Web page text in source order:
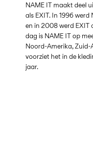
NAME IT maakt deel
als EXIT. In 1996
en in 2008 werd EXIT
dag is NAME IT op
Noord-Amerika, Zuid-
voorziet het in de
jaar.